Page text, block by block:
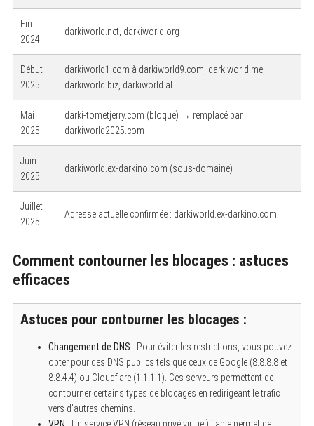
Fin
2024
darkiworld.net, darkiworld.org
Début
2025
darkiworld1.com à darkiworld9.com, darkiworld.me,
darkiworld.biz, darkiworld.al
Mai
2025
darki-tometjerry.com (bloqué) → remplacé par
darkiworld2025.com
Juin
2025
darkiworld.ex-darkino.com (sous-domaine)
Juillet
2025
Adresse actuelle confirmée : darkiworld.ex-darkino.com
Comment contourner les blocages : astuces
efficaces
Astuces pour contourner les blocages :
Changement de DNS : Pour éviter les restrictions, vous pouvez
opter pour des DNS publics tels que ceux de Google (8.8.8.8 et
8.8.4.4) ou Cloudflare (1.1.1.1). Ces serveurs permettent de
contourner certains types de blocages en redirigeant le trafic
vers d’autres chemins.